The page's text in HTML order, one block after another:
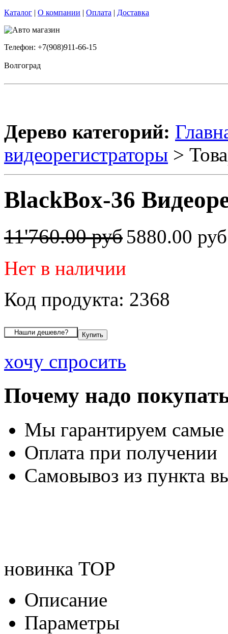
Каталог | О компании | Оплата | Доставка
Телефон: +7(908)911-66-15
Волгоград
Дерево категорий:
видеорегистраторы >
BlackBox-36
11'760.00 руб 5880.00
Нет в наличии
Код продукта: 2368
хочу спросить
Почему надо
Мы гарантируем
Оплата при получении
Самовывоз из пункта
новинка TOP
Описание
Параметры